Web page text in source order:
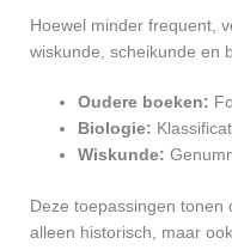
Hoewel minder frequent,
wiskunde, scheikunde en
Oudere boeken:
Biologie:
Wiskunde:
Deze toepassingen tonen
alleen historisch, maar